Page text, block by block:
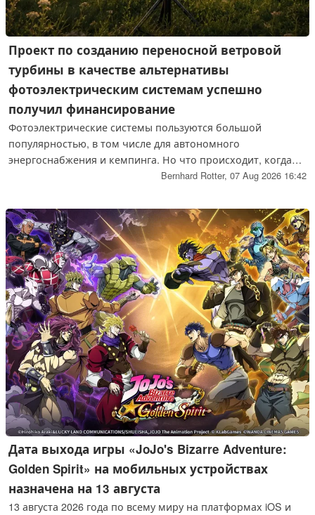
Проект по созданию переносной ветровой
турбины в качестве альтернативы
фотоэлектрическим системам успешно
получил финансирование
Фотоэлектрические системы пользуются большой
популярностью, в том числе для автономного
энергоснабжения и кемпинга. Но что происходит, когда
солнце не светит? Новая портативная ветряная турбина
Bernhard Rotter, 07 Aug 2026 16:42
Дата выхода игры «JoJo's Bizarre Adventure:
Golden Spirit» на мобильных устройствах
назначена на 13 августа
13 августа 2026 года по всему миру на платформах iOS и